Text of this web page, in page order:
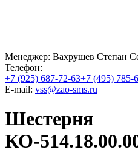
Менеджер: Вахрушев Степан
Телефон:
+7 (925) 687-72-63+7 (495) 785-
E-mail: vss@zao-sms.ru
Шестерня
КО-